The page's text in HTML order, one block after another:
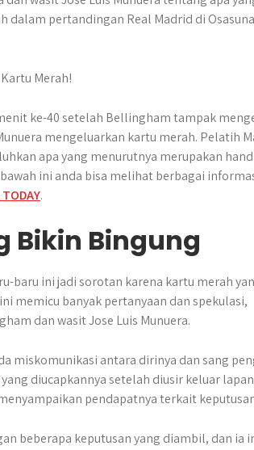
pertandingan Real Madrid di
ke-40 setelah Bellingham tampak
mengeluarkan kartu merah. Pelatih
apa yang menurutnya merupakan
ini anda bisa melihat berbagai
.
Bikin Bingung
baru ini jadi sorotan karena kartu merah
memicu banyak pertanyaan dan spekulasi,
dan wasit Jose Luis Munuera.
miskomunikasi antara dirinya dan sang
diucapkannya setelah diusir keluar
pendapatnya terkait
beberapa keputusan yang diambil, dan ia